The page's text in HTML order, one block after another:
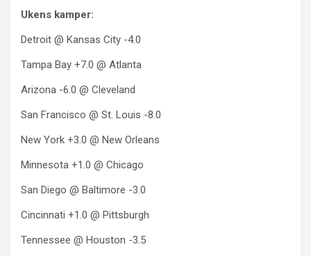
Ukens kamper:
Detroit @ Kansas City -4.0
Tampa Bay +7.0 @ Atlanta
Arizona -6.0 @ Cleveland
San Francisco @ St. Louis -8.0
New York +3.0 @ New Orleans
Minnesota +1.0 @ Chicago
San Diego @ Baltimore -3.0
Cincinnati +1.0 @ Pittsburgh
Tennessee @ Houston -3.5